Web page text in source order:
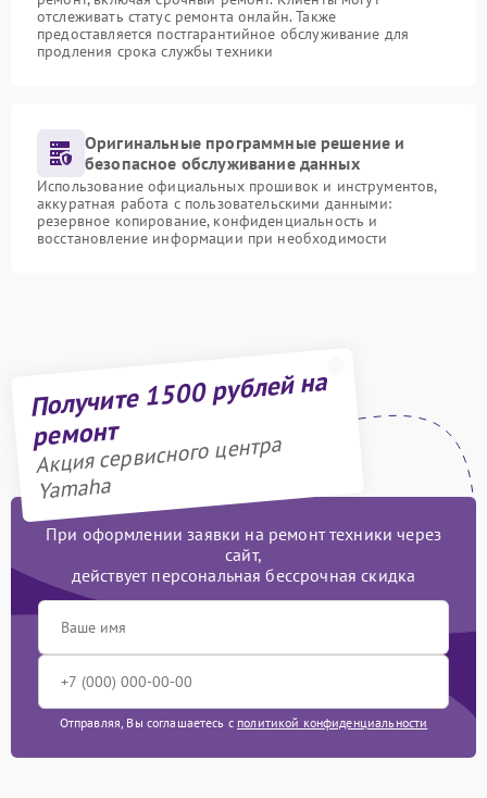
отслеживать статус ремонта онлайн. Также
предоставляется постгарантийное обслуживание для
продления срока службы техники
Оригинальные программные решение и
безопасное обслуживание данных
Использование официальных прошивок и инструментов,
аккуратная работа с пользовательскими данными:
резервное копирование, конфиденциальность и
восстановление информации при необходимости
Получите 1500 рублей на
ремонт
Акция сервисного центра
Yamaha
При оформлении заявки на ремонт техники через
сайт,
действует персональная бессрочная скидка
Отправляя, Вы соглашаетесь с политикой конфиденциальности